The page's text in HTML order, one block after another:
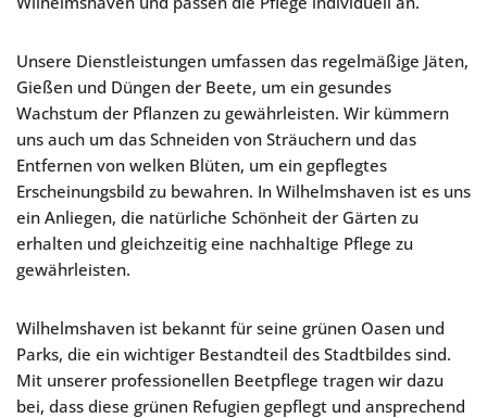
Unsere Dienstleistungen umfassen das regelmäßige Jäten,
Gießen und Düngen der Beete, um ein gesundes
Wachstum der Pflanzen zu gewährleisten. Wir kümmern
uns auch um das Schneiden von Sträuchern und das
Entfernen von welken Blüten, um ein gepflegtes
Erscheinungsbild zu bewahren. In Wilhelmshaven ist es uns
ein Anliegen, die natürliche Schönheit der Gärten zu
erhalten und gleichzeitig eine nachhaltige Pflege zu
gewährleisten.
Wilhelmshaven ist bekannt für seine grünen Oasen und
Parks, die ein wichtiger Bestandteil des Stadtbildes sind.
Mit unserer professionellen Beetpflege tragen wir dazu
bei, dass diese grünen Refugien gepflegt und ansprechend